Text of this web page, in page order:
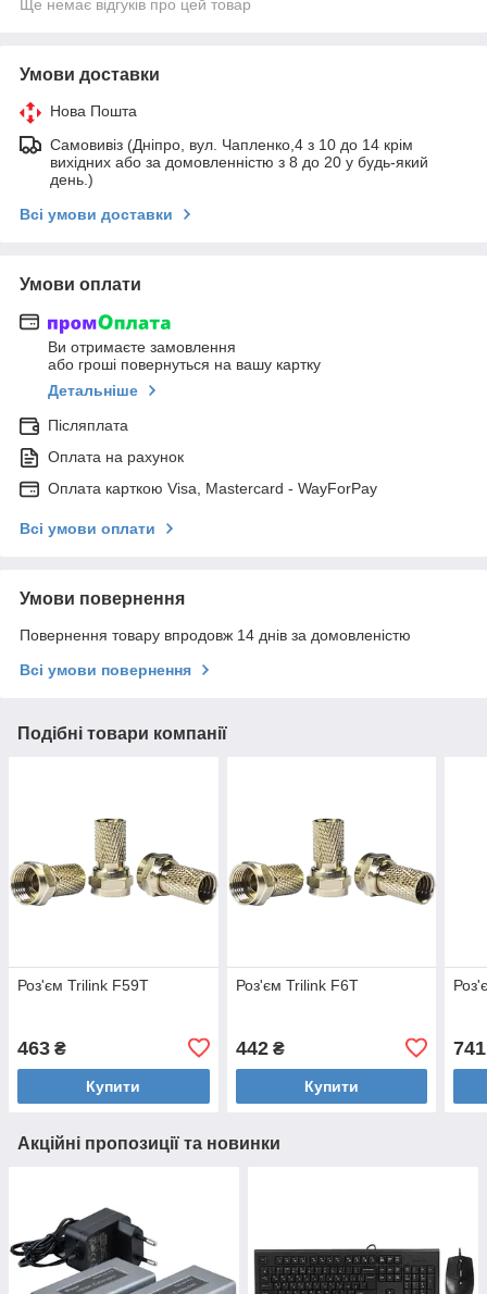
Ще немає відгуків про цей товар
Умови доставки
Нова Пошта
Самовивіз (Дніпро, вул. Чапленко,4 з 10 до 14 крім
вихідних або за домовленністю з 8 до 20 у будь-який
день.)
Всі умови доставки
Умови оплати
Ви отримаєте замовлення
або гроші повернуться на вашу картку
Детальніше
Післяплата
Оплата на рахунок
Оплата карткою Visa, Mastercard - WayForPay
Всі умови оплати
Умови повернення
Повернення товару впродовж 14 днів за домовленістю
Всі умови повернення
Подібні товари компанії
Роз'єм Trilink F59T
463 ₴
Купити
Роз'єм Trilink F6T
442₴
Купити
741
Акційні пропозиції та новинки